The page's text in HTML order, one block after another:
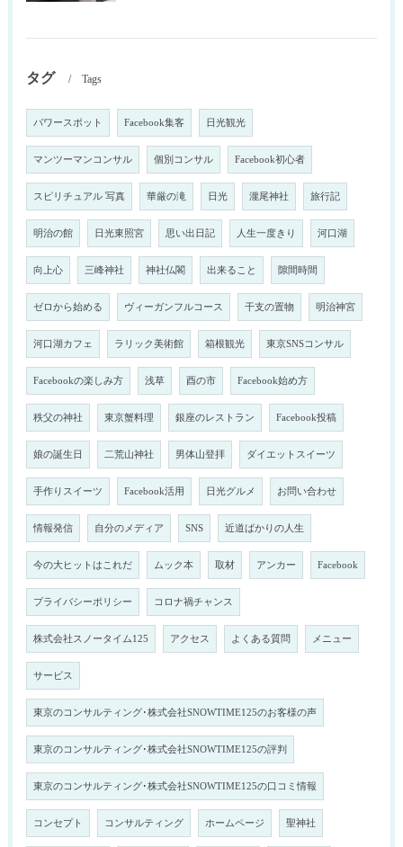
タグ Tags
パワースポット Facebook集客 日光観光
マンツーマンコンサル 個別コンサル Facebook初心者
スピリチュアル 写真 華厳の滝 日光 瀧尾神社 旅行記
明治の館 日光東照宮 思い出日記 人生一度きり 河口湖
向上心 三峰神社 神社仏閣 出来ること 隙間時間
ゼロから始める ヴィーガンフルコース 干支の置物 明治神宮
河口湖カフェ ラリック美術館 箱根観光 東京SNSコンサル
Facebookの楽しみ方 浅草 酉の市 Facebook始め方
秩父の神社 東京蟹料理 銀座のレストラン Facebook投稿
娘の誕生日 二荒山神社 男体山登拝 ダイエットスイーツ
手作りスイーツ Facebook活用 日光グルメ お問い合わせ
情報発信 自分のメディア SNS 近道ばかりの人生
今の大ヒットはこれだ ムック本 取材 アンカー Facebook
プライバシーポリシー コロナ禍チャンス
株式会社スノータイム125 アクセス よくある質問 メニュー
サービス
東京のコンサルティング･株式会社SNOWTIME125のお客様の声
東京のコンサルティング･株式会社SNOWTIME125の評判
東京のコンサルティング･株式会社SNOWTIME125の口コミ情報
コンセプト コンサルティング ホームページ 聖神社